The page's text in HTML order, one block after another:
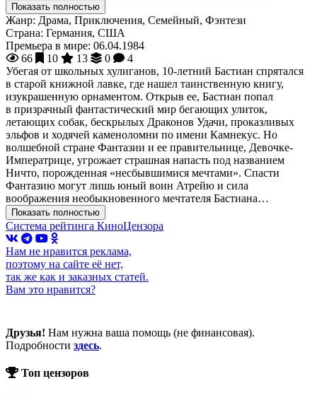
Показать полностью
Жанр: Драма, Приключения, Семейный, Фэнтези
Страна: Германия, США
Премьера в мире: 06.04.1984
66
10 13 0
4
Убегая от школьных хулиганов, 10-летний Бастиан спрятался
в старой книжной лавке, где нашел таинственную книгу,
изукрашенную орнаментом. Открыв ее, Бастиан попал
в призрачный фантастический мир бегающих улиток,
летающих собак, бескрылых Драконов Удачи, проказливых
эльфов и ходячей каменоломни по имени Камнекус. Но
волшебной стране Фантазии и ее правительнице, Девочке-
Императрице, угрожает страшная напасть под названием
Ничто, порожденная «несбывшимися мечтами». Спасти
Фантазию могут лишь юный воин Атрейю и сила
воображения необыкновенного мечтателя Бастиана…
Показать полностью
Система рейтинга КиноЦензора
Нам не нравится реклама,
поэтому на сайте её нет,
так же как и заказных статей.
Вам это нравится?
Друзья! Нам нужна ваша помощь (не финансовая).
Подробности здесь.
Топ цензоров